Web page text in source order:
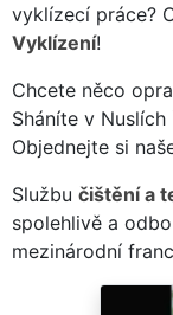
vyklízecí práce?
Vyklízení!
Chcete něco
Sháníte v
Objednejte si
Službu čištění a
spolehlivě a
mezinárodní